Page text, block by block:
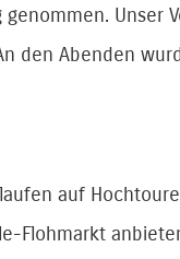
Unser
den Abenden
auf
Flohmarkt